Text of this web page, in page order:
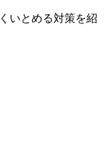
いとめる対策を紹